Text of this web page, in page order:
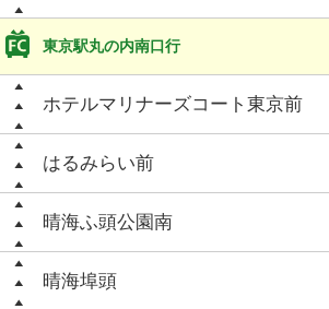
東京駅丸の内南口行
ホテルマリナーズコート東京前
はるみらい前
晴海ふ頭公園南
晴海埠頭